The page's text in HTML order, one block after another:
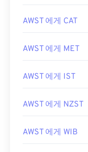
AWST 에게 CAT
AWST 에게 MET
AWST 에게 IST
AWST 에게 NZST
AWST 에게 WIB